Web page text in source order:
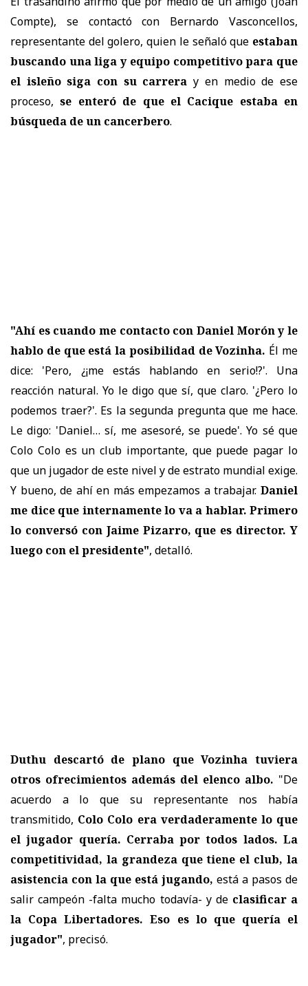
Compte), se contactó con Bernardo Vasconcellos,
representante del golero, quien le señaló que estaban
buscando una liga y equipo competitivo para que
el isleño siga con su carrera y en medio de ese
proceso,se enteró de que el Cacique estaba en
búsqueda de un cancerbero.
"Ahí es cuando me contacto con Daniel Morón y le
hablo de que está la posibilidad de Vozinha. Él me
dice: 'Pero, ¿¡me estás hablando en serio!?'. Una
reacción natural. Yo le digo que sí, que claro. '¿Pero lo
podemos traer?'. Es la segunda pregunta que me hace.
Le digo: 'Daniel… sí, me asesoré, se puede'. Yo sé que
Colo Colo es un club importante, que puede pagar lo
que un jugador de este nivel y de estrato mundial exige.
Y bueno, de ahí en más empezamos a trabajar. Daniel
me dice que internamente lo va a hablar. Primero
lo conversó con Jaime Pizarro, que es director. Y
luego con el presidente", detalló.
Duthu descartó de plano que Vozinha tuviera
otros ofrecimientos además del elenco albo. "De
acuerdo a lo que su representante nos había
transmitido, Colo Colo era verdaderamente lo que
el jugador quería. Cerraba por todos lados. La
competitividad, la grandeza que tiene el club, la
asistencia con la que está jugando, está a pasos de
salir campeón -falta mucho todavía- y de clasificar a
la Copa Libertadores. Eso es lo que quería el
jugador", precisó.